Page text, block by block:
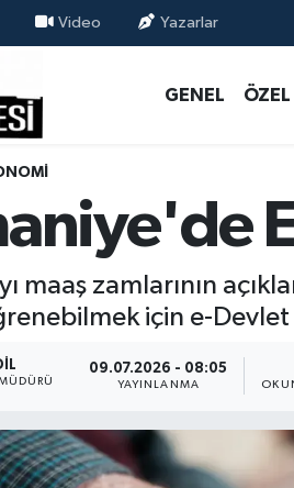
Video Yazarlar
GENEL ÖZEL
maaş zamlarının
için e-
09.07.2026 - 08:05
YAYINLANMA
Haritası
ve Fikstür